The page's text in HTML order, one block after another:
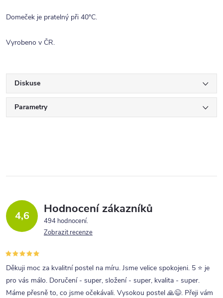
Domeček je pratelný při 40°C.
Vyrobeno v ČR.
Diskuse
Parametry
4,6 Hodnocení zákazníků
494 hodnocení
Zobrazit recenze
Děkuji moc za kvalitní postel na míru. Jsme velice spokojeni. 5 ⭐ je
pro vás málo. Doručení - super, složení - super, kvalita - super.
Máme přesně to, co jsme očekávali. Vysokou postel 🙏😉. Přeji vám